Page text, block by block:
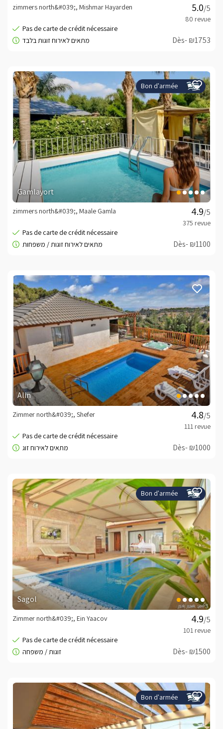
/5
zimmers north&#039;, Mishmar Hayarden
Dès- ₪1753
Bon d'armée
Gamlayort
/5
zimmers north&#039;, Maale Gamla
Dès- ₪1100
Alin
/5
Zimmer north&#039;, Shefer
Dès- ₪1000
Bon d'armée
Sagol
/5
Zimmer north&#039;, Ein Yaacov
Dès- ₪1500
Bon d'armée